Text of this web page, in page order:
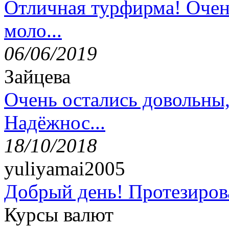
Отличная турфирма!
моло...
06/06/2019
Зайцева
Очень остались
Надёжнос...
18/10/2018
yuliyamai2005
Добрый день!
Курсы валют